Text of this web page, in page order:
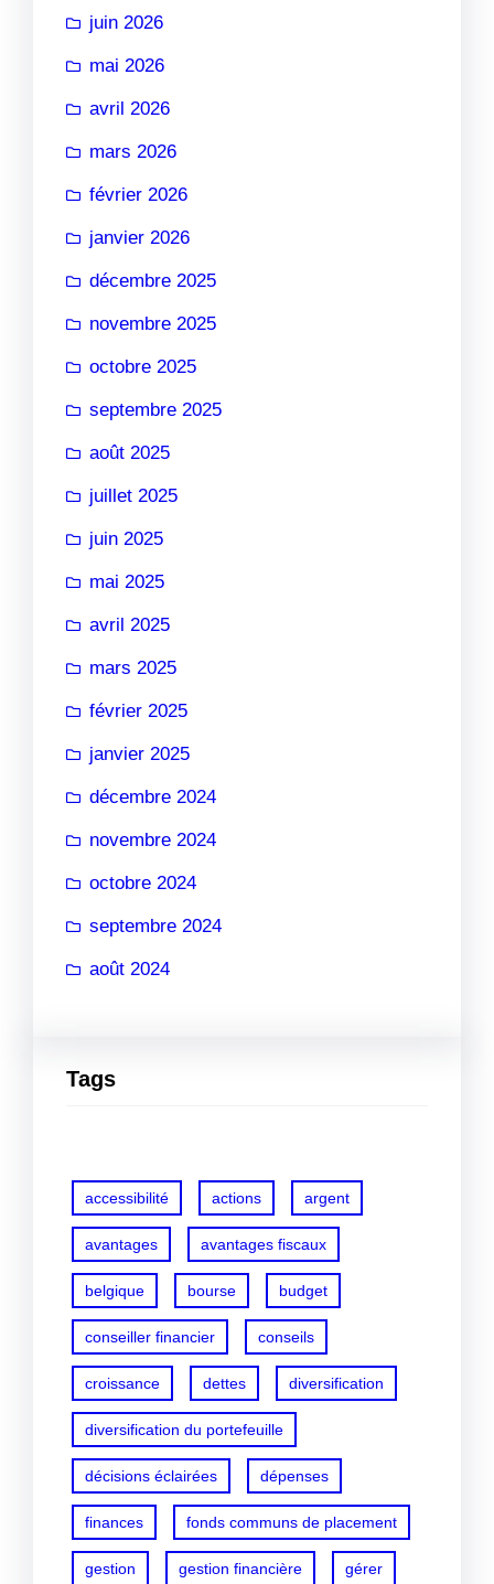
juin 2026
mai 2026
avril 2026
mars 2026
février 2026
janvier 2026
décembre 2025
novembre 2025
octobre 2025
septembre 2025
août 2025
juillet 2025
juin 2025
mai 2025
avril 2025
mars 2025
février 2025
janvier 2025
décembre 2024
novembre 2024
octobre 2024
septembre 2024
août 2024
Tags
accessibilité actions argent
avantages avantages fiscaux
belgique bourse budget
conseiller financier conseils
croissance dettes diversification
diversification du portefeuille
décisions éclairées dépenses
finances fonds communs de placement
gestion gestion financière gérer